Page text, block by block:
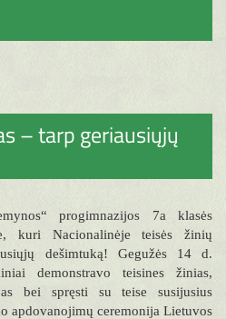
– tarp geriausiųjų
progimnazijos 7a klasės
kuri Nacionalinėje teisės žinių
dešimtuką! Gegužės 14 d.
demonstravo teisines žinias,
bei spręsti su teise susijusius
apdovanojimų ceremonija Lietuvos